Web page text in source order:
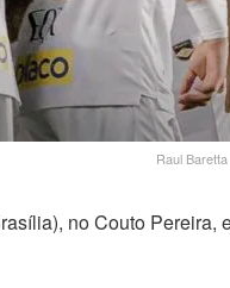
Raul
no Couto Pereira,